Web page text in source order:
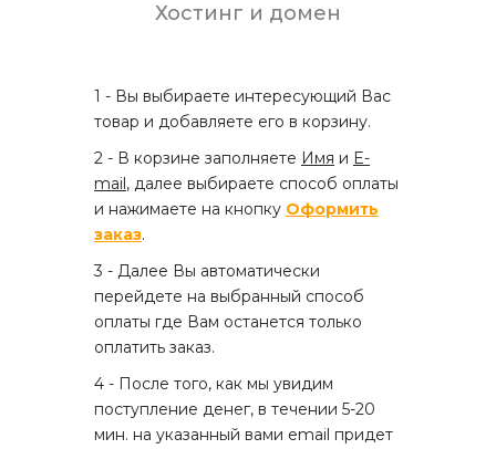
Хостинг и домен
1 - Вы выбираете интересующий Вас
товар и добавляете его в корзину.
2 - В корзине заполняете Имя и E-
mail, далее выбираете способ оплаты
и нажимаете на кнопку Оформить
заказ.
3 - Далее Вы автоматически
перейдете на выбранный способ
оплаты где Вам останется только
оплатить заказ.
4 - После того, как мы увидим
поступление денег, в течении 5-20
мин. на указанный вами email придет